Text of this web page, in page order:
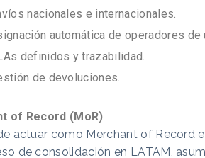
nacionales e internacionales.
automática de operadores de
definidos y trazabilidad.
de devoluciones.
of Record (MoR)
actuar como Merchant of Record
de consolidación en LATAM,